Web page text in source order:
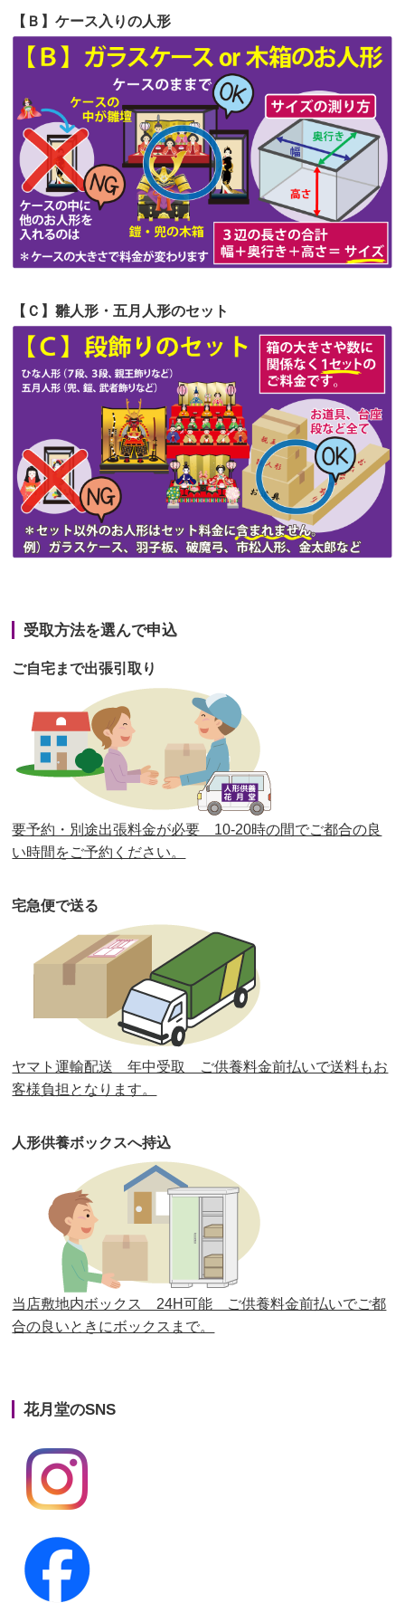
第56回人形供養祭 令和4年10月19日(水)
第55回人形供養祭令和4年9月8日(木)
第54回人形供養祭令和4年8月1日(月)
第53回人形供養祭令和4年7月1日(金)
第52回人形供養祭令和4年5月17日(火)
第51回人形供養祭令和4年4月18日(月)
第50回人形供養祭令和4年3月15日(火)
第49回人形供養祭令和4年1月17日(月)
第48回人形供養祭令和3年12月3日(金)
第47回人形供養祭 令和3年10月11日(月)
第46回人形供養祭 令和3年9月13日(月)
第45回人形供養祭令和3年7月12日(月)
第44回人形供養祭令和3年6月3日(木)
第43回人形供養祭令和3年4月23日(金)
第39回人形供養祭令和2年10月22日(木)
第38回人形供養祭 令和2年8月26日(水)
第37回人形供養祭 令和2年6月8日(月)
第36回人形供養祭 令和2年4月16日(木)
第35回人形供養祭令和2年2月13日(木)
第33回人形供養祭
第32回人形供養祭 令和元年6月12日(水)
第31回人形供養祭 平成31年3月13日(水)
第30回人形供養祭平成30年11月28日(水)
第29回人形供養祭平成30年5月23日(水)
第27回人形供養祭平成29年6月14日(水)
第26回人形供養祭平成28年12月15日(木)
第25回人形供養祭 平成28年6月16日(木)
第24回人形供養祭 平成27年11月27日
第23回人形供養祭平成26年12月5日
第22回人形供養祭平成26年4月28日
第20回人形供養祭
第19回人形供養祭
第18回人形供養祭
第16回人形供養祭
第15回人形供養祭
【Ｂ】ケース入りの人形
【Ｃ】雛人形・五月人形のセット
受取方法を選んで申込
ご自宅まで出張引取り
要予約・別途出張料金が必要 10-20時の間でご都合の良
い時間をご予約ください。
宅急便で送る
ヤマト運輸配送 年中受取 ご供養料金前払いで送料もお
客様負担となります。
人形供養ボックスへ持込
当店敷地内ボックス 24H可能 ご供養料金前払いでご都
合の良いときにボックスまで。
花月堂のSNS